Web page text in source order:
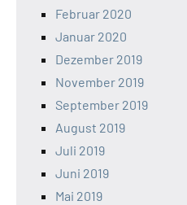
Februar 2020
Januar 2020
Dezember 2019
November 2019
September 2019
August 2019
Juli 2019
Juni 2019
Mai 2019